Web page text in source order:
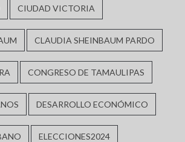
CIUDAD VICTORIA
CLAUDIA SHEINBAUM PARDO
CONGRESO DE TAMAULIPAS
DESARROLLO ECONÓMICO
ELECCIONES2024